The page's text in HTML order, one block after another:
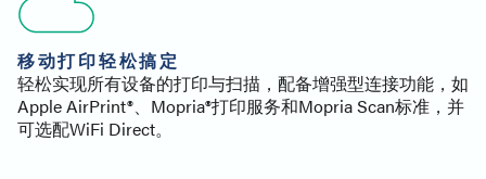
移动打印轻松搞定
轻松实现所有设备的打印与扫描，配备增强型连接功能，如
Apple AirPrint®、Mopria®打印服务和Mopria Scan标准，并
可选配WiFi Direct。